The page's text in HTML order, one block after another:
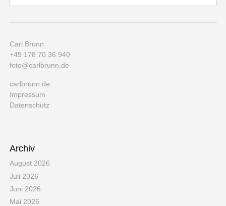
Carl Brunn
+49 178 70 36 940
foto@carlbrunn.de
carlbrunn.de
Impressum
Datenschutz
Archiv
August 2026
Juli 2026
Juni 2026
Mai 2026